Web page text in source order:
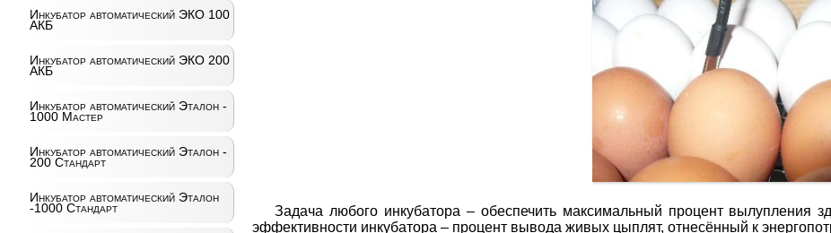
Инкубатор автоматический ЭКО 100
АКБ
Инкубатор автоматический ЭКО 200
АКБ
Инкубатор автоматический Эталон -
1000 Мастер
Инкубатор автоматический Эталон -
200 Стандарт
Инкубатор автоматический Эталон
-1000 Стандарт
Задача любого инкубатора – обеспечить максимальный процент вылупления
эффективности инкубатора – процент вывода живых цыплят, отнесённый к